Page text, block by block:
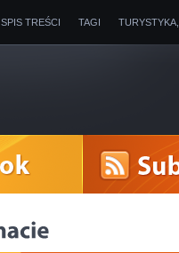
SPIS TREŚCI TAGI